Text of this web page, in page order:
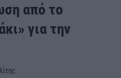
από το
για την